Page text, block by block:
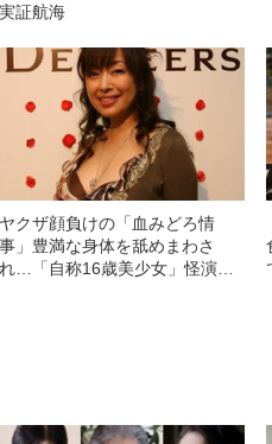
実証航海
ヤクザ顔負けの「血みどろ情
事」豊満な身体を舐めまわさ
れ…「自称16歳美少女」怪演